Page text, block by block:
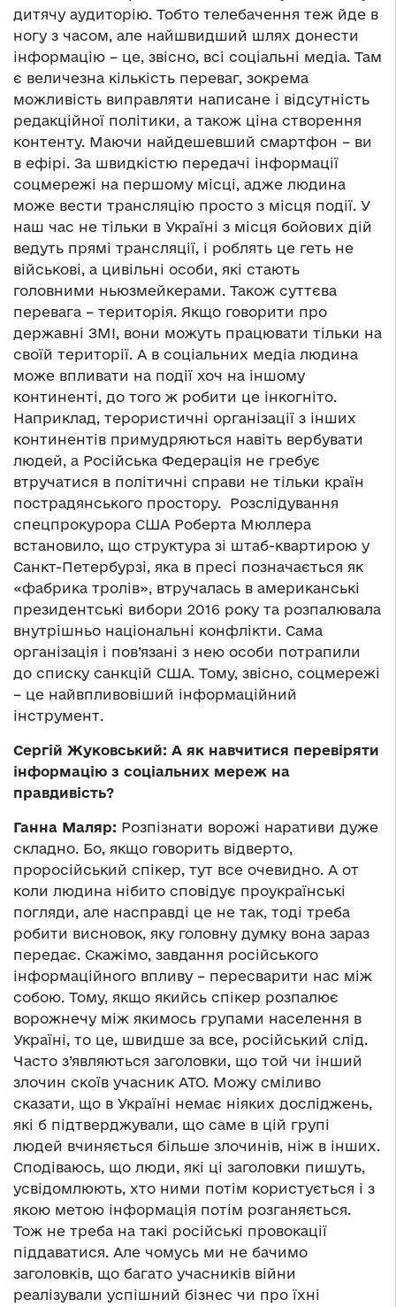
дитячу аудиторію. Тобто телебачення теж йде в
ногу з часом, але найшвидший шлях донести
інформацію – це, звісно, всі соціальні медіа. Там
є величезна кількість переваг, зокрема
можливість виправляти написане і відсутність
редакційної політики, а також ціна створення
контенту. Маючи найдешевший смартфон – ви
в ефірі. За швидкістю передачі інформації
соцмережі на першому місці, адже людина
може вести трансляцію просто з місця події. У
наш час не тільки в Україні з місця бойових дій
ведуть прямі трансляції, і роблять це геть не
військові, а цивільні особи, які стають
головними ньюзмейкерами. Також суттєва
перевага – територія. Якщо говорити про
державні ЗМІ, вони можуть працювати тільки на
своїй території. А в соціальних медіа людина
може впливати на події хоч на іншому
континенті, до того ж робити це інкогніто.
Наприклад, терористичні організації з інших
континентів примудряються навіть вербувати
людей, а Російська Федерація не гребує
втручатися в політичні справи не тільки країн
пострадянського простору. Розслідування
спецпрокурора США Роберта Мюллера
встановило, що структура зі штаб-квартирою у
Санкт-Петербурзі, яка в пресі позначається як
«фабрика тролів», втручалась в американські
президентські вибори 2016 року та розпалювала
внутрішньо національні конфлікти. Сама
організація і пов’язані з нею особи потрапили
до списку санкцій США. Тому, звісно, соцмережі
– це найвпливовіший інформаційний
інструмент.
Сергій Жуковський: А як навчитися перевіряти
інформацію з соціальних мереж на
правдивість?
Ганна Маляр: Розпізнати ворожі наративи дуже
складно. Бо, якщо говорить відверто,
проросійський спікер, тут все очевидно. А от
коли людина нібито сповідує проукраїнські
погляди, але насправді це не так, тоді треба
робити висновок, яку головну думку вона зараз
передає. Скажімо, завдання російського
інформаційного впливу – пересварити нас між
собою. Тому, якщо якийсь спікер розпалює
ворожнечу між якимось групами населення в
Україні, то це, швидше за все, російський слід.
Часто з’являються заголовки, що той чи інший
злочин скоїв учасник АТО. Можу сміливо
сказати, що в Україні немає ніяких досліджень,
які б підтверджували, що саме в цій групі
людей вчиняється більше злочинів, ніж в інших.
Сподіваюсь, що люди, які ці заголовки пишуть,
усвідомлюють, хто ними потім користується і з
якою метою інформація потім розганяється.
Тож не треба на такі російські провокації
піддаватися. Але чомусь ми не бачимо
заголовків, що багато учасників війни
реалізували успішний бізнес чи про їхні